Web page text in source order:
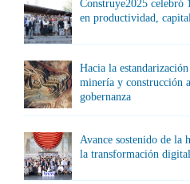
Construye2025 celebró
en productividad,
Hacia la
minería y construcción
gobernanza
Avance sostenido de la
la transformación